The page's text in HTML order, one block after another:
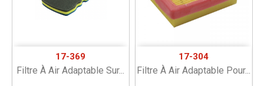
17-369
Filtre À Air Adaptable Sur...
17-304
Filtre À Air Adaptable Pour...